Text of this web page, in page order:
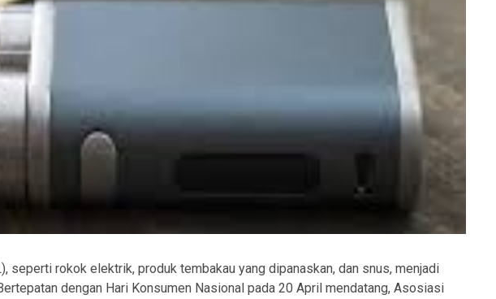
seperti rokok elektrik, produk tembakau yang dipanaskan, dan snus, menjadi
dengan Hari Konsumen Nasional pada 20 April mendatang, Asosiasi